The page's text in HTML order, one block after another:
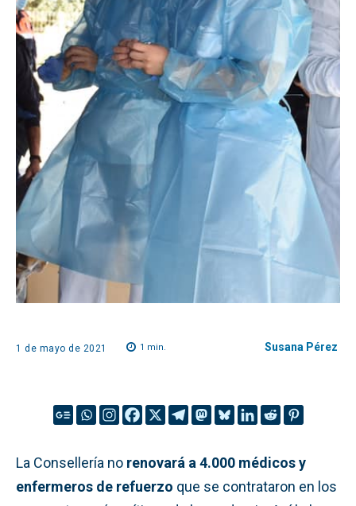
1 de mayo de 2021 1 min. Susana Pérez
La Consellería no renovará a 4.000 médicos y
enfermeros de refuerzo que se contrataron en los